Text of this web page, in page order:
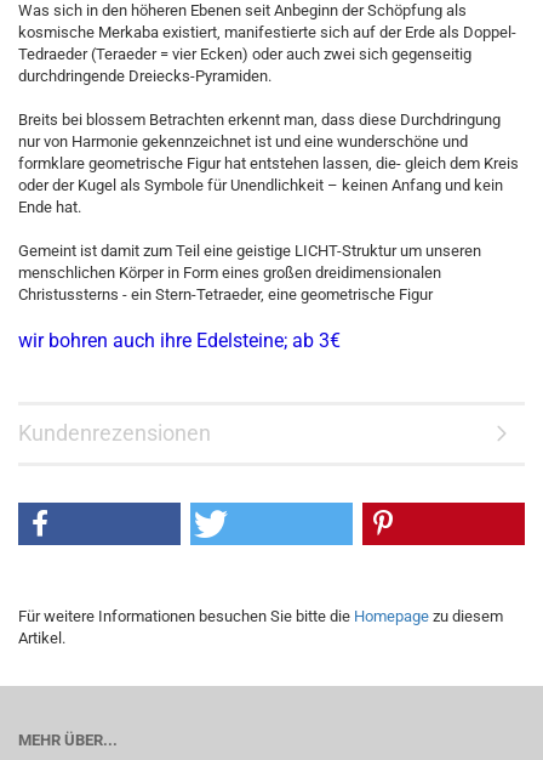
Was sich in den höheren Ebenen seit Anbeginn der Schöpfung als
kosmische Merkaba existiert, manifestierte sich auf der Erde als Doppel-
Tedraeder (Teraeder = vier Ecken) oder auch zwei sich gegenseitig
durchdringende Dreiecks-Pyramiden.
Breits bei blossem Betrachten erkennt man, dass diese Durchdringung
nur von Harmonie gekennzeichnet ist und eine wunderschöne und
formklare geometrische Figur hat entstehen lassen, die- gleich dem Kreis
oder der Kugel als Symbole für Unendlichkeit – keinen Anfang und kein
Ende hat.
Gemeint ist damit zum Teil eine geistige LICHT-Struktur um unseren
menschlichen Körper in Form eines großen dreidimensionalen
Christussterns - ein Stern-Tetraeder, eine geometrische Figur
wir bohren auch ihre Edelsteine; ab 3€
Kundenrezensionen
Für weitere Informationen besuchen Sie bitte die Homepage zu diesem
Artikel.
MEHR ÜBER...